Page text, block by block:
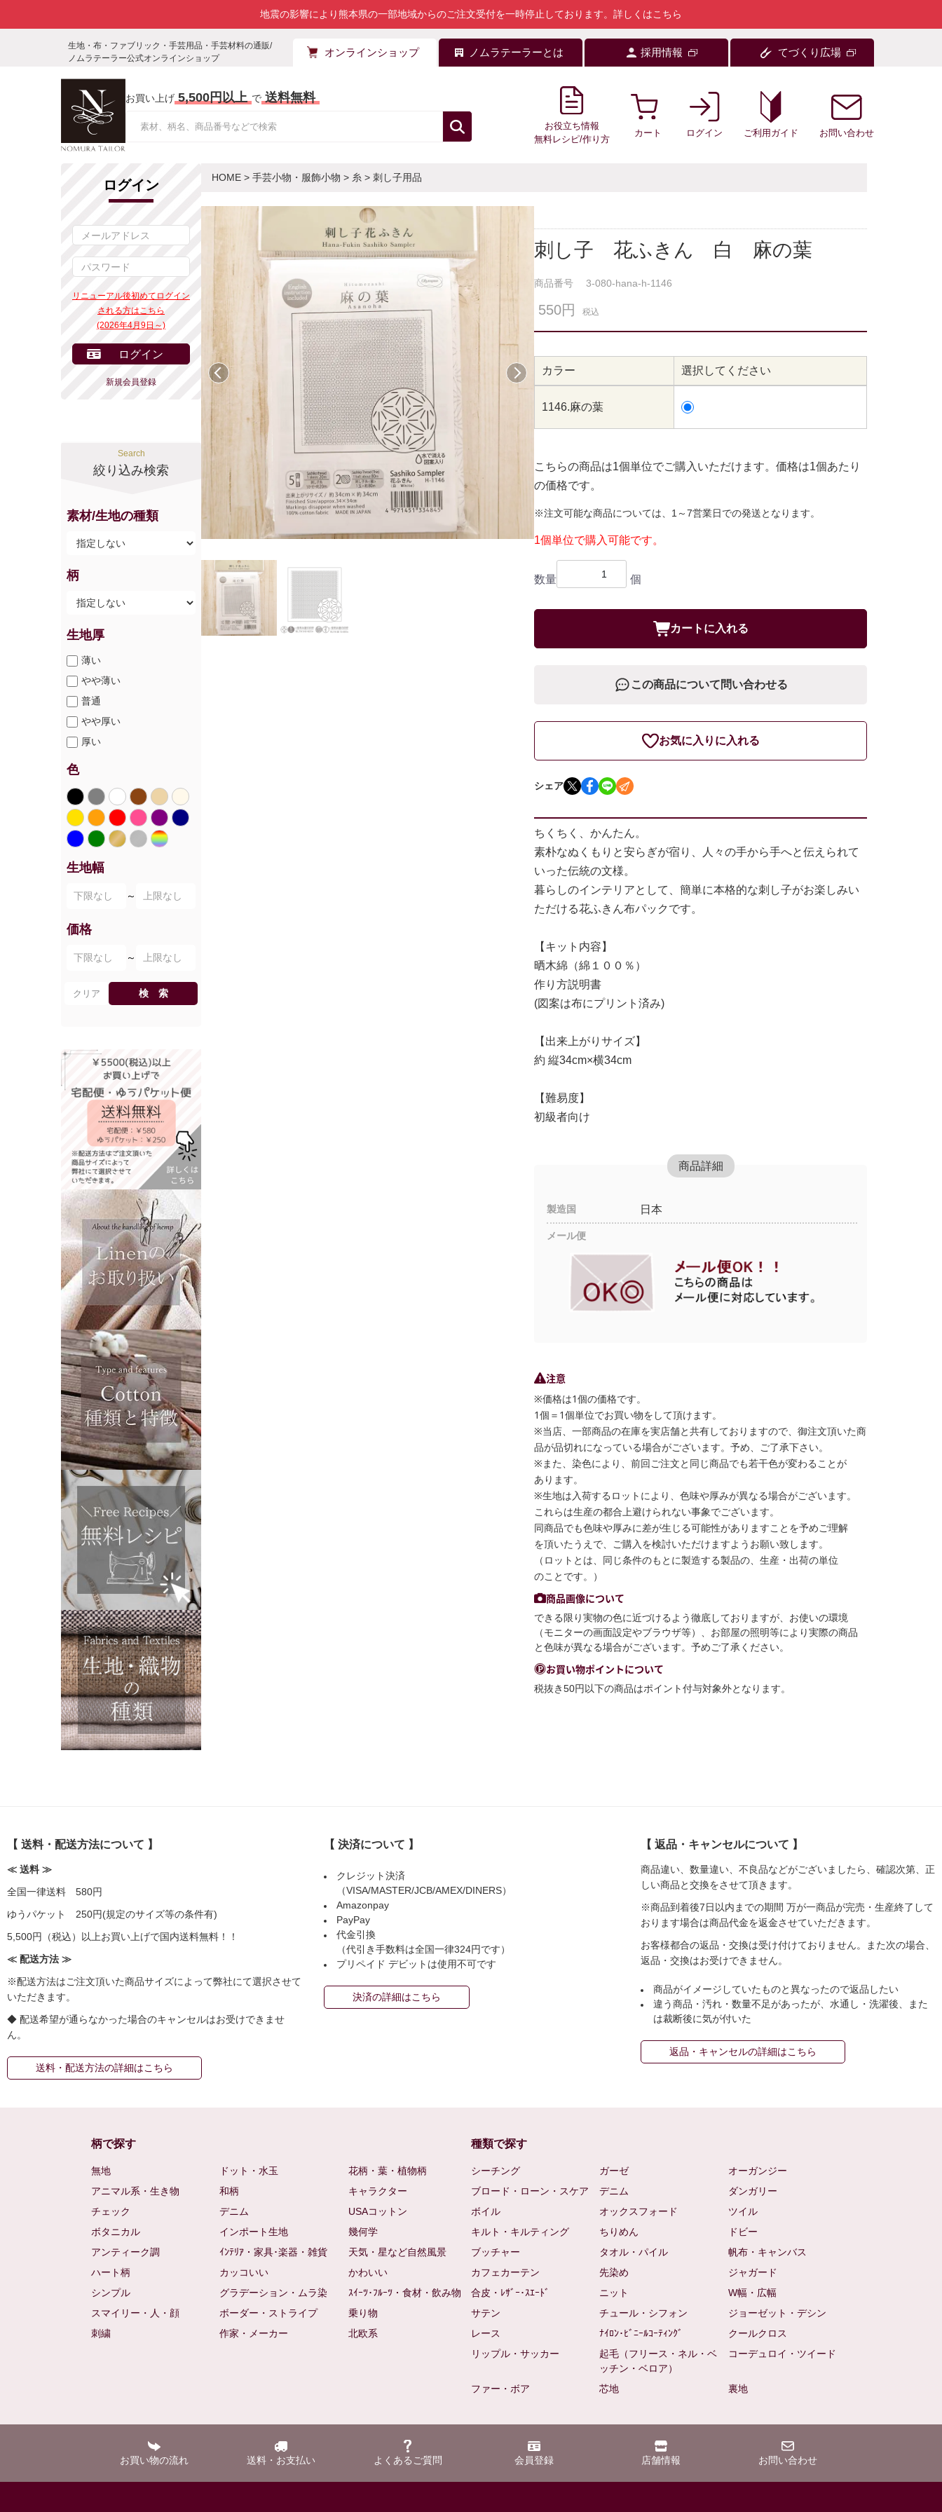
地震の影響により熊本県の一部地域からのご注文受付を一時停止しております。 詳しくはこちら
生地・布・ファブリック・手芸用品・手芸材料の通販/
ノムラテーラー公式オンラインショップ
オンラインショップ ノムラテーラーとは 採用情報 てづくり広場
お買い上げ 5,500円以上 で 送料無料
お役立ち情報
無料レシピ/作り方
カート ログイン ご利用ガイド お問い合わせ
ログイン
リニューアル後初めてログイン
される方はこちら
(2026年4月9日～)
ログイン
新規会員登録
Search
絞り込み検索
素材/生地の種類
柄
生地厚
薄い
やや薄い
普通
やや厚い
厚い
色
生地幅
～
価格
～
クリア 検 索
HOME > 手芸小物・服飾小物 > 糸 > 刺し子用品
前へ 次へ
刺し子 花ふきん 白 麻の葉
商品番号 3-080-hana-h-1146
550円 税込
カラー 選択してください
1146.麻の葉
こちらの商品は1個単位でご購入いただけます。価格は1個あたり
の価格です。
※注文可能な商品については、1～7営業日での発送となります。
1個単位で購入可能です。
数量 個
カートに入れる
この商品について問い合わせる
お気に入りに入れる
シェア
ちくちく、かんたん。
素朴なぬくもりと安らぎが宿り、人々の手から手へと伝えられて
いった伝統の文様。
暮らしのインテリアとして、簡単に本格的な刺し子がお楽しみい
ただける花ふきん布パックです。
【キット内容】
晒木綿（綿１００％）
作り方説明書
(図案は布にプリント済み)
【出来上がりサイズ】
約 縦34cm×横34cm
【難易度】
初級者向け
商品詳細
製造国 日本
メール便
注意
※価格は1個の価格です。
1個＝1個単位でお買い物をして頂けます。
※当店、一部商品の在庫を実店舗と共有しておりますので、御注文頂いた商
品が品切れになっている場合がございます。予め、ご了承下さい。
※また、染色により、前回ご注文と同じ商品でも若干色が変わることが
あります。
※生地は入荷するロットにより、色味や厚みが異なる場合がございます。
これらは生産の都合上避けられない事象でございます。
同商品でも色味や厚みに差が生じる可能性がありますことを予めご理解
を頂いたうえで、ご購入を検討いただけますようお願い致します。
（ロットとは、同じ条件のもとに製造する製品の、生産・出荷の単位
のことです。）
商品画像について
できる限り実物の色に近づけるよう徹底しておりますが、お使いの環境
（モニターの画面設定やブラウザ等）、お部屋の照明等により実際の商品
と色味が異なる場合がございます。予めご了承ください。
お買い物ポイントについて
税抜き50円以下の商品はポイント付与対象外となります。
【 送料・配送方法について 】
≪ 送料 ≫
全国一律送料 580円
ゆうパケット 250円(規定のサイズ等の条件有)
5,500円（税込）以上お買い上げで国内送料無料！！
≪ 配送方法 ≫
※配送方法はご注文頂いた商品サイズによって弊社にて選択させて
いただきます。
◆ 配送希望が通らなかった場合のキャンセルはお受けできませ
ん。
送料・配送方法の詳細はこちら
【 決済について 】
クレジット決済
（VISA/MASTER/JCB/AMEX/DINERS）
Amazonpay
PayPay
代金引換
（代引き手数料は全国一律324円です）
プリペイド デビットは使用不可です
決済の詳細はこちら
【 返品・キャンセルについて 】
商品違い、数量違い、不良品などがございましたら、確認次第、正
しい商品と交換をさせて頂きます。
※商品到着後7日以内までの期間 万が一商品が完売・生産終了して
おります場合は商品代金を返金させていただきます。
お客様都合の返品・交換は受け付けておりません。また次の場合、
返品・交換はお受けできません。
商品がイメージしていたものと異なったので返品したい
違う商品・汚れ・数量不足があったが、水通し・洗濯後、また
は裁断後に気が付いた
返品・キャンセルの詳細はこちら
柄で探す
無地 ドット・水玉
花柄・葉・植物柄
アニマル系・生き物
和柄
キャラクター
チェック
デニム
USAコットン
ボタニカル
インポート生地
幾何学
アンティーク調
ｲﾝﾃﾘｱ・家具･楽器・雑貨
天気・星など自然風景
ハート柄
カッコいい
かわいい
シンプル
グラデーション・ムラ染
ｽｲｰﾂ･ﾌﾙｰﾂ・食材・飲み物
スマイリー・人・顔
ボーダー・ストライプ
乗り物
刺繍
作家・メーカー 北欧系
種類で探す
シーチング ガーゼ
オーガンジー
ブロード・ローン・スケア
デニム
ダンガリー
ボイル
オックスフォード
ツイル
キルト・キルティング
ちりめん
ドビー
ブッチャー
タオル・パイル
帆布・キャンバス
カフェカーテン
先染め
ジャガード
合皮・ﾚｻﾞｰ･ｽｴｰﾄﾞ
ニット
W幅・広幅
サテン
チュール・シフォン
ジョーゼット・デシン
レース
ﾅｲﾛﾝ･ﾋﾞﾆｰﾙｺｰﾃｨﾝｸﾞ
クールクロス
リップル・サッカー
起毛（フリース・ネル・ベ
ッチン・ベロア）
コーデュロイ・ツイード
ファー・ボア 芯地 裏地
お買い物の流れ 送料・お支払い よくあるご質問 会員登録 店舗情報 お問い合わせ